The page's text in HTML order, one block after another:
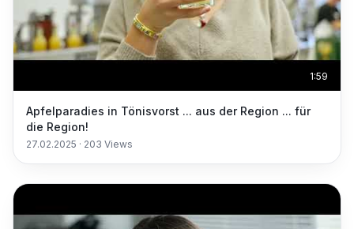
1:59
Apfelparadies in Tönisvorst ... aus der Region ... für
die Region!
27.02.2025 · 203 Views